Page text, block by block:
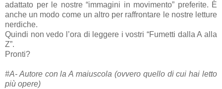
adattato per le nostre “immagini in movimento” preferite. È
anche un modo come un altro per raffrontare le nostre letture
nerdiche.
Quindi non vedo l’ora di leggere i vostri “Fumetti dalla A alla
Z”.
Pronti?
#A- Autore con la A maiuscola (ovvero quello di cui hai letto
più opere)